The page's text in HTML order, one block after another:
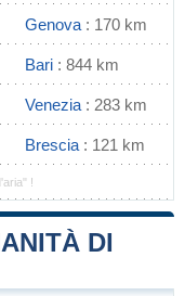
Genova : 170 km
Bari : 844 km
Venezia : 283 km
Brescia : 121 km
!
DI